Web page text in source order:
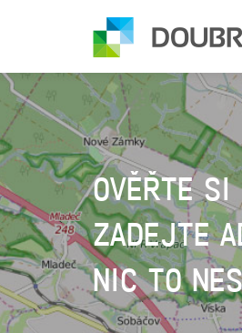
OVĚŘTE SI
ZADEJTE
NIC TO